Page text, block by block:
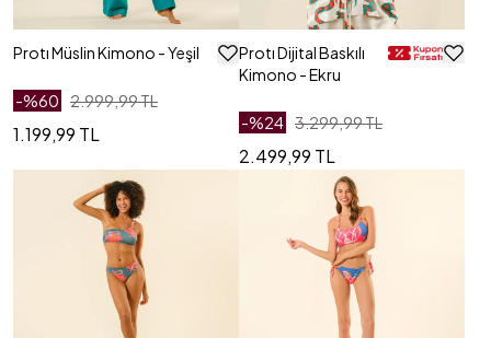
Protı Müslin Kimono - Yeşil
-%60 2.999,99 TL
1.199,99 TL
Protı Dijital Baskılı
Kimono - Ekru
-%24 3.299,99 TL
2.499,99 TL